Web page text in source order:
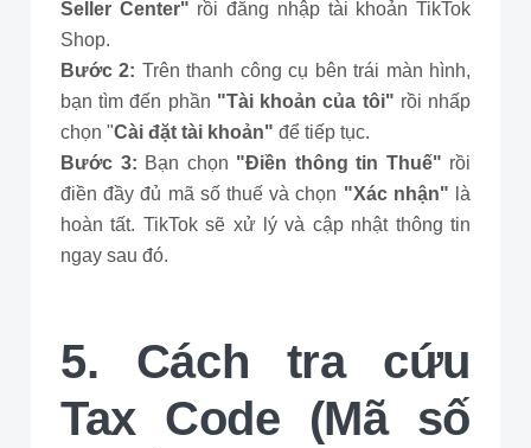
Seller Center" rồi đăng nhập tài khoản TikTok
Shop.
Bước 2: Trên thanh công cụ bên trái màn hình,
bạn tìm đến phần "Tài khoản của tôi" rồi nhấp
chọn "Cài đặt tài khoản" để tiếp tục.
Bước 3: Bạn chọn "Điền thông tin Thuế" rồi
điền đầy đủ mã số thuế và chọn "Xác nhận" là
hoàn tất. TikTok sẽ xử lý và cập nhật thông tin
ngay sau đó.
5. Cách tra cứu
Tax Code (Mã số